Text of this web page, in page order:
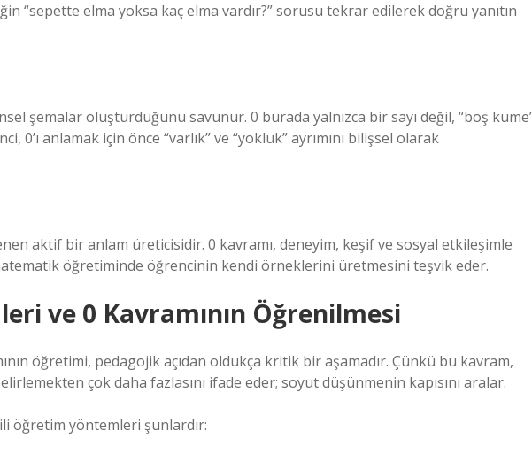
“sepette elma yoksa kaç elma vardır?” sorusu tekrar edilerek doğru yanıtın
şemalar oluşturduğunu savunur. 0 burada yalnızca bir sayı değil, “boş
0’ı anlamak için önce “varlık” ve “yokluk” ayrımını bilişsel olarak
aktif bir anlam üreticisidir. 0 kavramı, deneyim, keşif ve sosyal etkileşimle
öğretiminde öğrencinin kendi örneklerini üretmesini teşvik eder.
ve 0 Kavramının Öğrenilmesi
öğretimi, pedagojik açıdan oldukça kritik bir aşamadır. Çünkü bu kavram,
çok daha fazlasını ifade eder; soyut düşünmenin kapısını aralar.
öğretim yöntemleri şunlardır: